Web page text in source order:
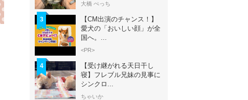
大橋 ぺっち
3
【CM出演のチャンス！】
愛犬の「おいしい顔」が全
国へ。...
<PR>
4
【受け継がれる天日干し
寝】フレブル兄妹の見事に
シンクロ...
ちゃいか